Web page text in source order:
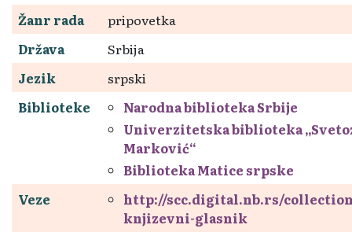
Žanr rada
pripovetka
Država
Srbija
Jezik
srpski
Biblioteke
Narodna biblioteka Srbije
Univerzitetska biblioteka
Marković“
Biblioteka Matice srpske
Veze
http://scc.digital.nb.rs/
knjizevni-glasnik